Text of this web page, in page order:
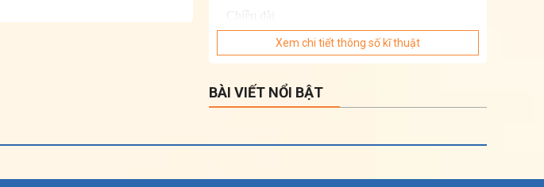
Chiều dài
ống gas tối
50 m
độ cao (tối
đa) (m)
30 m
năng lượng
5.8
Xem chi tiết thông số kĩ thuật
BÀI VIẾT NỔI BẬT